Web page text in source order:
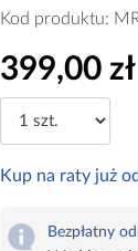
Kod produktu:
399,00 zł
Kup na raty już od
Bezpłatny